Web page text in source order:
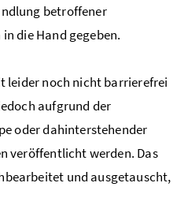
betroffener
die Hand gegeben.
leider noch nicht barrierefrei
aufgrund der
oder dahinterstehender
veröffentlicht werden. Das
und ausgetauscht,